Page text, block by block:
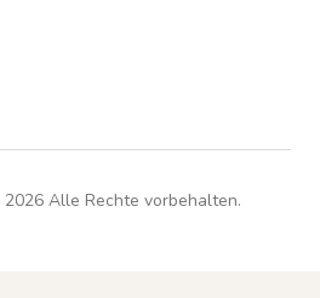
2026Alle Rechte vorbehalten.